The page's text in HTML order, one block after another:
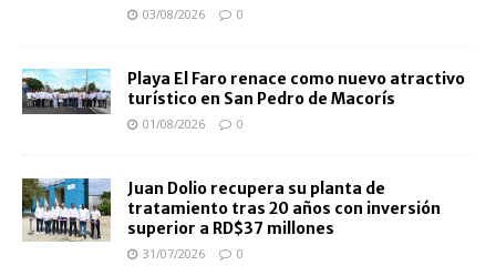
03/08/2026 0
Playa El Faro renace como nuevo atractivo
turístico en San Pedro de Macorís
01/08/2026 0
Juan Dolio recupera su planta de
tratamiento tras 20 años con inversión
superior a RD$37 millones
31/07/2026 0